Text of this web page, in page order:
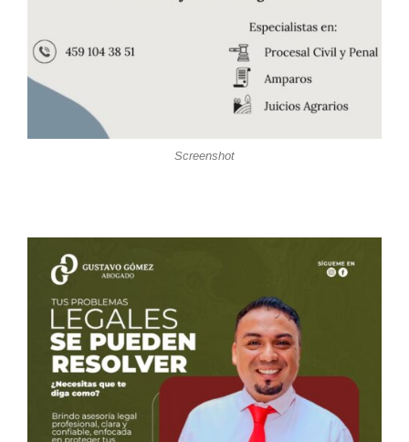
Screenshot